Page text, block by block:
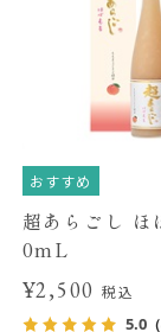
おすすめ
超あらごし ほ
0mL
¥2,500税込
5.0